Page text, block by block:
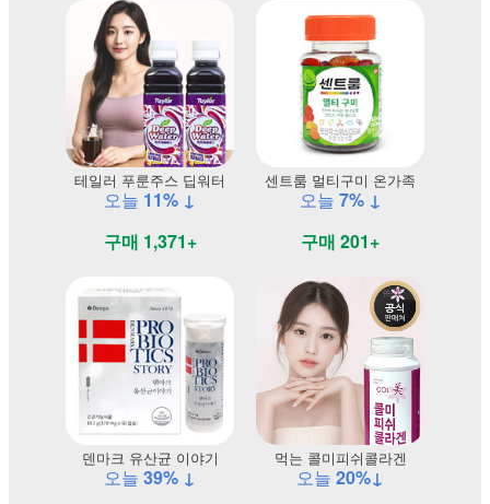
테일러 푸룬주스 딥워터
오늘 11% ↓
구매 1,371+
센트룸 멀티구미 온가족
오늘 7% ↓
구매 201+
덴마크 유산균 이야기
오늘 39% ↓
먹는 콜미피쉬콜라겐
오늘 20%↓